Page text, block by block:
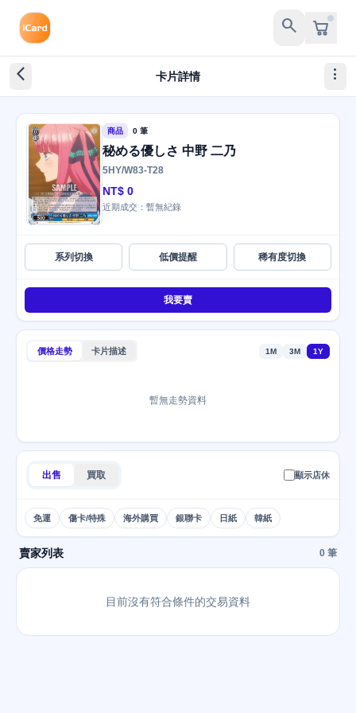
search
arrow_back_ios_new 卡片詳情 more_vert
商品 0 筆
秘める優しさ 中野 二乃
5HY/W83-T28
NT$ 0
近期成交：暫無紀錄
系列切換 低價提醒 稀有度切換
我要賣
價格走勢 卡片描述 1M 3M 1Y
暫無走勢資料
出售 買取 顯示店休
免運 傷卡/特殊 海外購買 銀聯卡 日紙 韓紙
賣家列表 0 筆
目前沒有符合條件的交易資料